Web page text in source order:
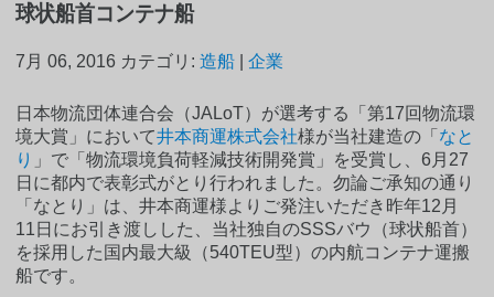
球状船首コンテナ船
7月 06, 2016 カテゴリ:造船 |企業
日本物流団体連合会（JALoT）が選考する「第17回物流環
境大賞」において井本商運株式会社様が当社建造の「 なと
り 」で「物流環境負荷軽減技術開発賞」を受賞し、6月27
日に都内で表彰式がとり行われました。勿論ご承知の通り
「なとり」は、井本商運様よりご発注いただき昨年12月
11日にお引き渡しした、当社独自のSSSバウ（球状船首）
を採用した国内最大級（540TEU型）の内航コンテナ運搬
船です。